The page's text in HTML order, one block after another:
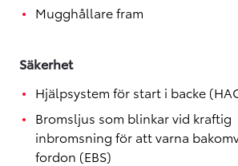
Mugghållare fram
Säkerhet
Hjälpsystem för start i backe
Bromsljus som blinkar vid kraftig
inbromsning för att varna
fordon (EBS)